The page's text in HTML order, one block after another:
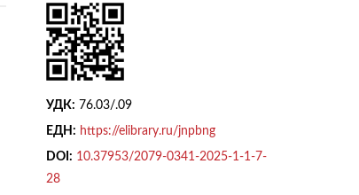
УДК: 76.03/.09
ЕДН: https://elibrary.ru/jnpbng
DOI: 10.37953/2079-0341-2025-1-1-7-
28